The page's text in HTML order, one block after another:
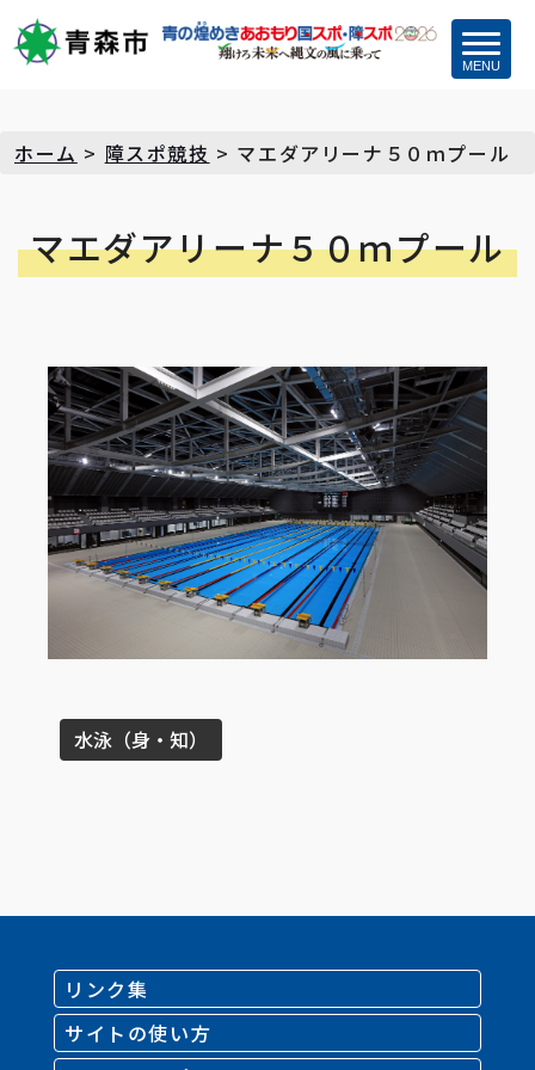
MENU
ホーム > 障スポ競技 > マエダアリーナ５０ｍプール
マエダアリーナ５０ｍプール
水泳（身・知）
リンク集
サイトの使い方